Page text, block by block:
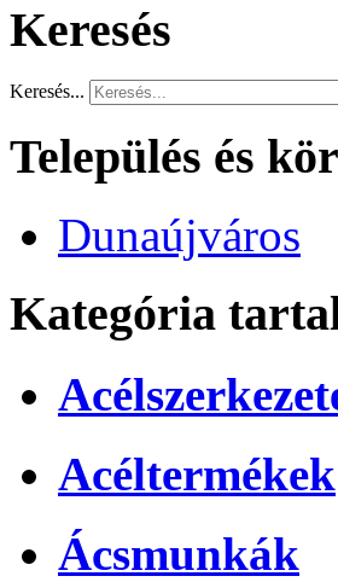
Keresés
Keresés...
Település és
Dunaújváros
Kategória
Acéltermékek
Ácsmunkák